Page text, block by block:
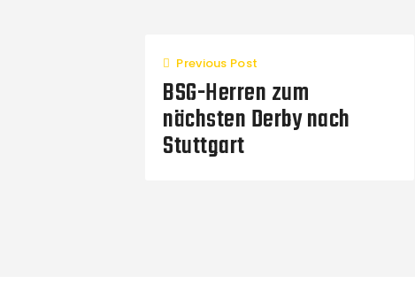
Previous Post
BSG-Herren zum
nächsten Derby nach
Stuttgart